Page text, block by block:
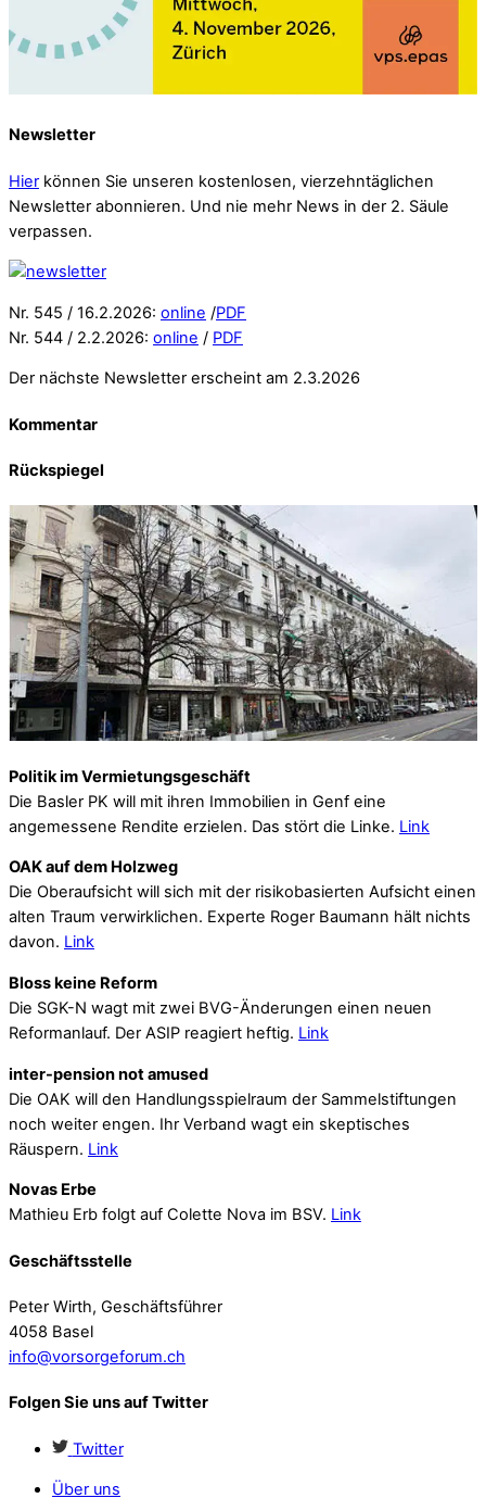
Newsletter
Hier können Sie unseren kostenlosen, vierzehntäglichen
Newsletter abonnieren. Und nie mehr News in der 2. Säule
verpassen.
Nr. 545 / 16.2.2026: online /PDF
Nr. 544 / 2.2.2026: online / PDF
Der nächste Newsletter erscheint am 2.3.2026
Kommentar
Rückspiegel
Politik im Vermietungsgeschäft
Die Basler PK will mit ihren Immobilien in Genf eine
angemessene Rendite erzielen. Das stört die Linke. Link
OAK auf dem Holzweg
Die Oberaufsicht will sich mit der risikobasierten Aufsicht einen
alten Traum verwirklichen. Experte Roger Baumann hält nichts
davon. Link
Bloss keine Reform
Die SGK-N wagt mit zwei BVG-Änderungen einen neuen
Reformanlauf. Der ASIP reagiert heftig. Link
inter-pension not amused
Die OAK will den Handlungsspielraum der Sammelstiftungen
noch weiter engen. Ihr Verband wagt ein skeptisches
Räuspern. Link
Novas Erbe
Mathieu Erb folgt auf Colette Nova im BSV. Link
Geschäftsstelle
Peter Wirth, Geschäftsführer
4058 Basel
info@vorsorgeforum.ch
Folgen Sie uns auf Twitter
Twitter
Über uns